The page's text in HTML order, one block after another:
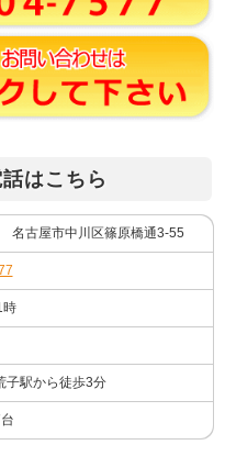
はこちら
古屋市中川区篠原橋通3-55
時
子駅から徒歩3分